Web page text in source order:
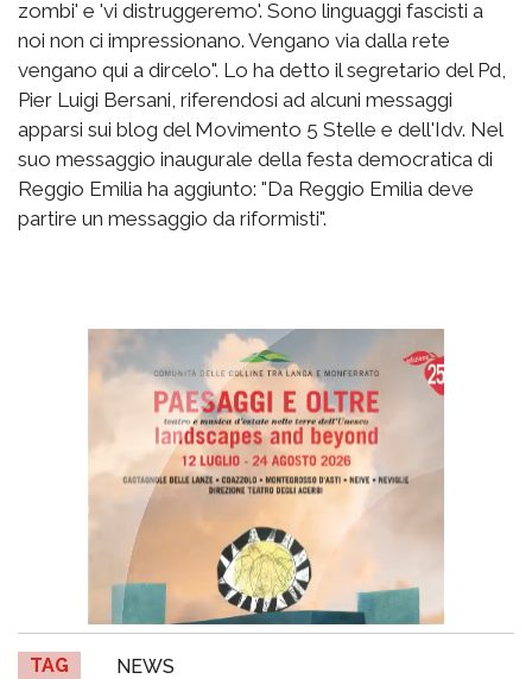
zombi' e 'vi distruggeremo'. Sono linguaggi fascisti a
noi non ci impressionano. Vengano via dalla rete
vengano qui a dircelo". Lo ha detto il segretario del Pd,
Pier Luigi Bersani, riferendosi ad alcuni messaggi
apparsi sui blog del Movimento 5 Stelle e dell'Idv. Nel
suo messaggio inaugurale della festa democratica di
Reggio Emilia ha aggiunto: "Da Reggio Emilia deve
partire un messaggio da riformisti".
TAG NEWS